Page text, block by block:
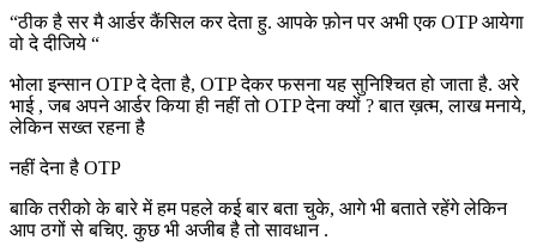
“ठीक है सर मै आर्डर कैंसिल कर देता हु. आपके फ़ोन पर अभी एक OTP आयेगा
वो दे दीजिये “
भोला इन्सान OTP दे देता है, OTP देकर फसना यह सुनिश्चित हो जाता है. अरे
भाई , जब अपने आर्डर किया ही नहीं तो OTP देना क्यों ? बात ख़त्म, लाख मनाये,
लेकिन सख्त रहना है
नहीं देना है OTP
बाकि तरीको के बारे में हम पहले कई बार बता चुके, आगे भी बताते रहेंगे लेकिन
आप ठगों से बचिए. कुछ भी अजीब है तो सावधान .